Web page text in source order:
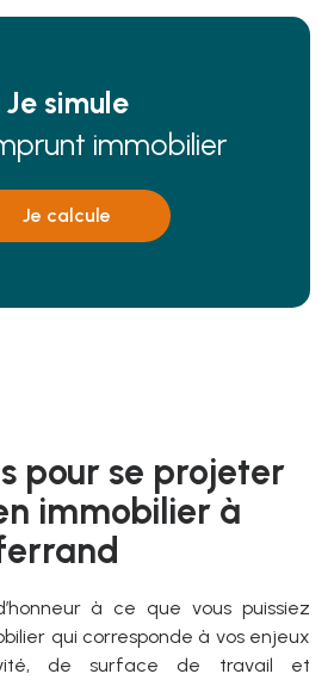
Je simule
immobilier
Je calcule
pour se projeter
immobilier à
à ce que vous puissiez
qui corresponde à vos enjeux
de surface de travail et